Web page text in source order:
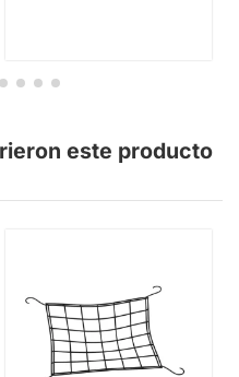
este producto